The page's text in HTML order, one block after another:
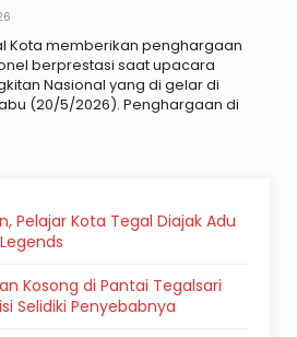
Kota memberikan penghargaan
berprestasi saat upacara
Nasional yang di gelar di
(20/5/2026). Penghargaan di
Pelajar Kota Tegal Diajak Adu
Kosong di Pantai Tegalsari
Selidiki Penyebabnya